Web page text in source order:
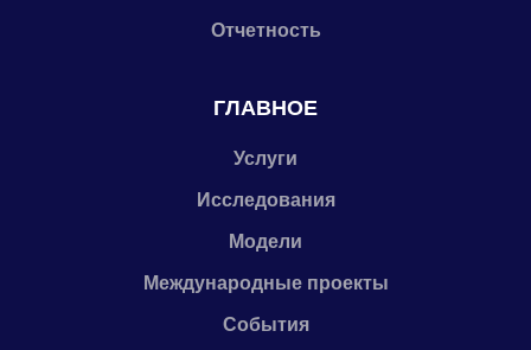
Отчетность
ГЛАВНОЕ
Услуги
Исследования
Модели
Международные проекты
События